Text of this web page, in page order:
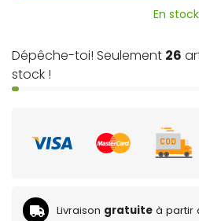
En stock
Dépêche-toi! Seulement 26
stock !
Livraison gratuite à partir